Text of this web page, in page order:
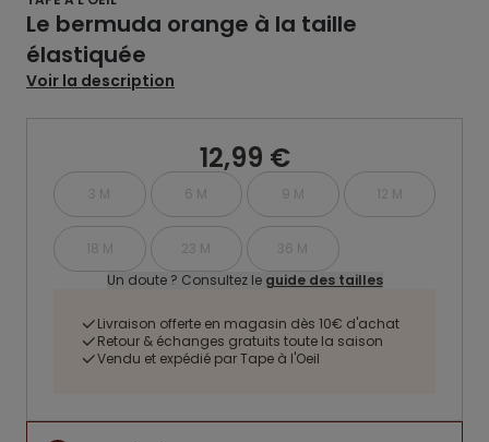
Le bermuda orange à la taille
élastiquée
Voir la description
12,99 €
3 M 6 M 9 M 12 M
18 M 23 M
36 M
Un doute ? Consultez le guide des tailles
Livraison offerte en magasin dès 10€ d'achat
Retour & échanges gratuits toute la saison
Vendu et expédié par Tape à l'Oeil